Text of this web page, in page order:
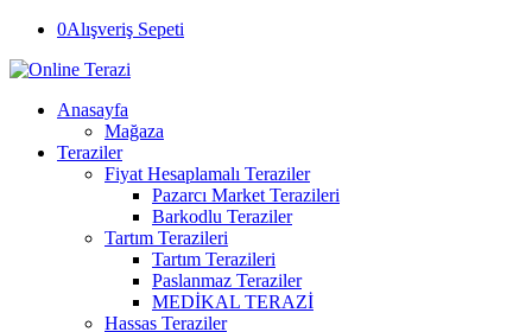
0Alışveriş Sepeti
Anasayfa
Mağaza
Teraziler
Fiyat Hesaplamalı Teraziler
Pazarcı Market Terazileri
Barkodlu Teraziler
Tartım Terazileri
Tartım Terazileri
Paslanmaz Teraziler
MEDİKAL TERAZİ
Hassas Teraziler